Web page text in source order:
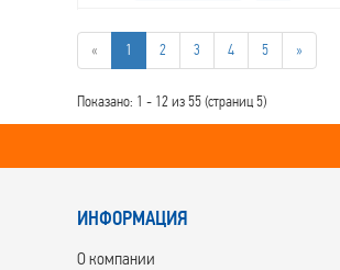
« 1 2 3 4 5 »
Показано: 1 - 12 из 55 (страниц 5)
ИНФОРМАЦИЯ
О компании